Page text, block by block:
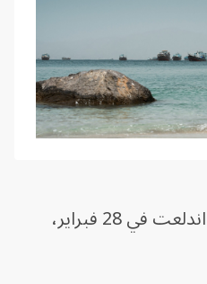
وتتوسط باكستان بين واشنطن وطهران من أجل إبرام اتفاق لإنهاء الحرب التي اندلعت في 28 فبراير،